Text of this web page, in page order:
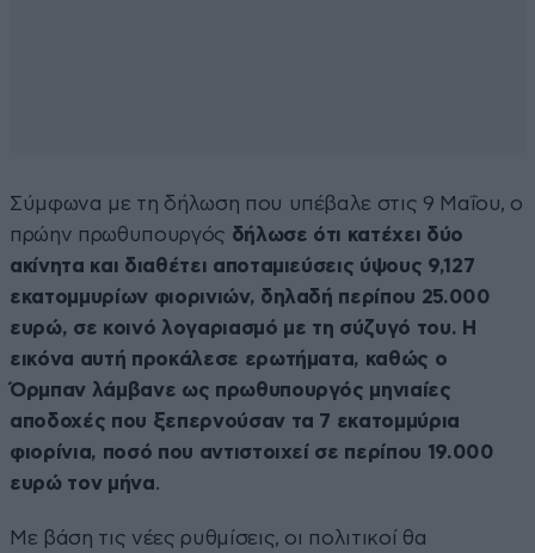
Σύμφωνα με τη δήλωση που υπέβαλε στις 9 Μαΐου, ο
πρώην πρωθυπουργός δήλωσε ότι κατέχει δύο
ακίνητα και διαθέτει αποταμιεύσεις ύψους 9,127
εκατομμυρίων φιορινιών, δηλαδή περίπου 25.000
ευρώ, σε κοινό λογαριασμό με τη σύζυγό του. Η
εικόνα αυτή προκάλεσε ερωτήματα, καθώς ο
Όρμπαν λάμβανε ως πρωθυπουργός μηνιαίες
αποδοχές που ξεπερνούσαν τα 7 εκατομμύρια
φιορίνια, ποσό που αντιστοιχεί σε περίπου 19.000
ευρώ τον μήνα.
Με βάση τις νέες ρυθμίσεις, οι πολιτικοί θα